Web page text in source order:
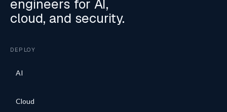
engineers for AI,
cloud, and security.
DEPLOY
AI
Cloud